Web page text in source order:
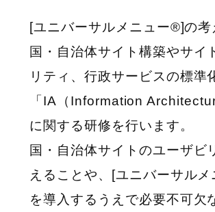
[ユニバーサルメニュー®]の考
国・自治体サイト構築やサイ
リティ、行政サービスの標準
「IA（Information
に関する研修を行います。
国・自治体サイトのユーザビ
えることや、[ユニバーサルメ
を導入するうえで必要不可欠